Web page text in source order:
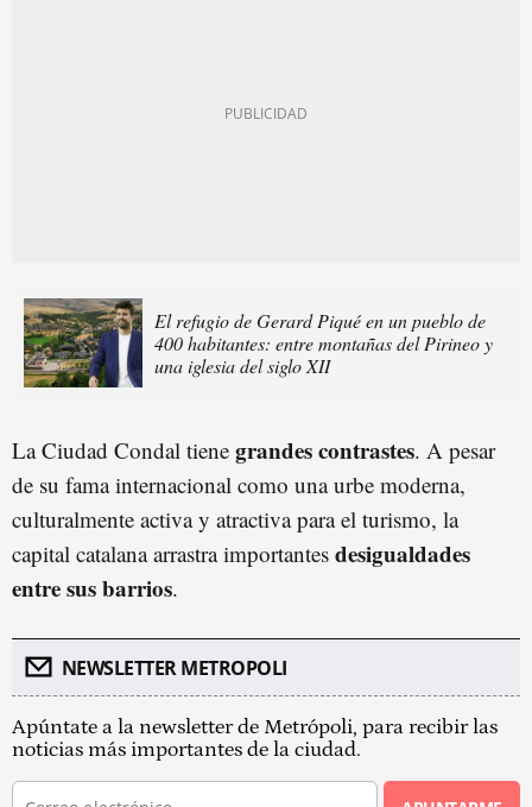
El refugio de Gerard Piqué en un pueblo de
400 habitantes: entre montañas del Pirineo y
una iglesia del siglo XII
La Ciudad Condal tiene grandes contrastes. A pesar
de su fama internacional como una urbe moderna,
culturalmente activa y atractiva para el turismo, la
capital catalana arrastra importantes desigualdades
entre sus barrios.
NEWSLETTER METROPOLI
Apúntate a la newsletter de Metrópoli, para recibir las
noticias más importantes de la ciudad.